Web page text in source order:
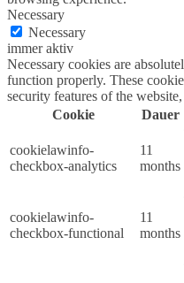
Necessary
Necessary
immer aktiv
Necessary cookies are
function properly. These
security features of the
Cookie
Dauer
cookielawinfo-
checkbox-analytics
11
months
cookielawinfo-
checkbox-functional
11
months